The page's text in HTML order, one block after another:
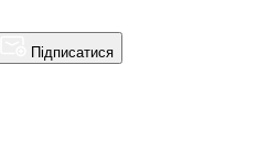
Підписатися